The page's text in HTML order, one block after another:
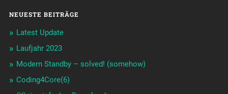
NEUESTE BEITRÄGE
Latest Update
Laufjahr 2023
Modern Standby – solved! (somehow)
Coding4Core(6)